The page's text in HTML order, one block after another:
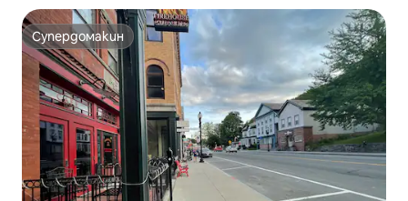
Супердомакин
Супердомакин